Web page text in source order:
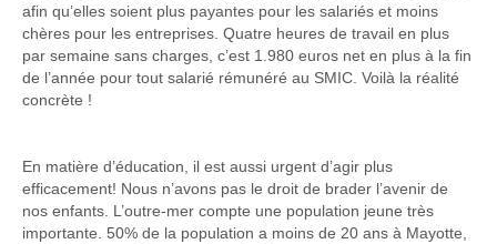
afin qu’elles soient plus payantes pour les salariés et moins
chères pour les entreprises. Quatre heures de travail en plus
par semaine sans charges, c’est 1.980 euros net en plus à la fin
de l’année pour tout salarié rémunéré au SMIC. Voilà la réalité
concrète !
En matière d’éducation, il est aussi urgent d’agir plus
efficacement! Nous n’avons pas le droit de brader l’avenir de
nos enfants. L’outre-mer compte une population jeune très
importante. 50% de la population a moins de 20 ans à Mayotte,